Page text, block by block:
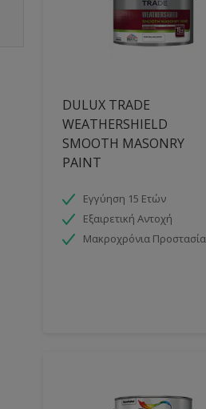
DULUX TRADE
WEATHERSHIELD
SMOOTH MASONRY
PAINT
Εγγύηση 15 Ετών
Εξαιρετική Αντοχή
Μακροχρόνια Προστασία